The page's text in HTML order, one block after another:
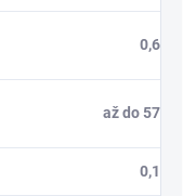
0,6
až do 57
0,1